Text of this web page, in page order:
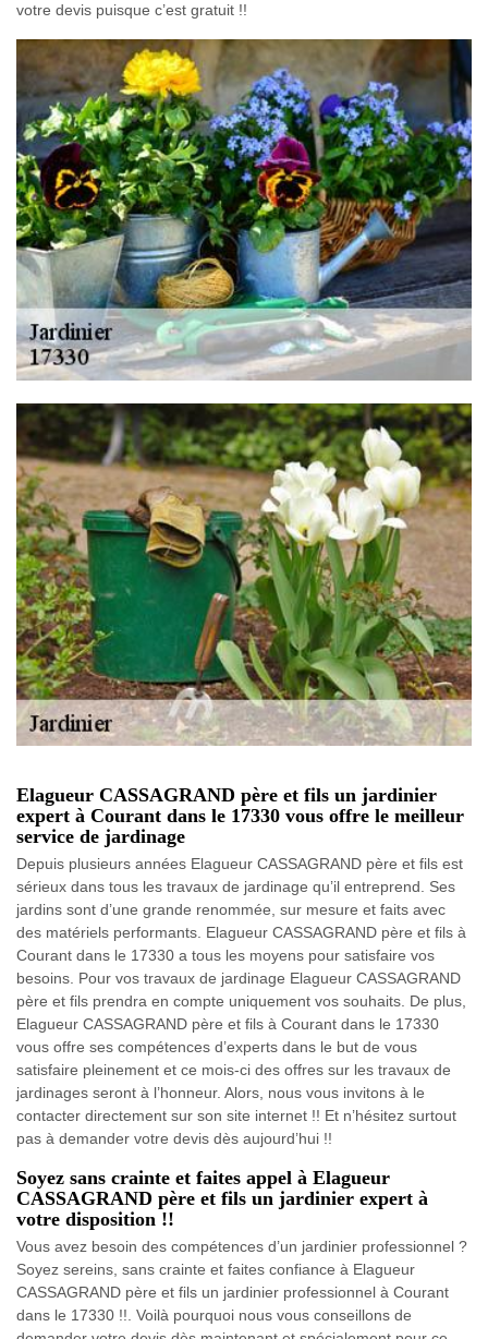
votre devis puisque c’est gratuit !!
Elagueur CASSAGRAND père et fils un jardinier
expert à Courant dans le 17330 vous offre le meilleur
service de jardinage
Depuis plusieurs années Elagueur CASSAGRAND père et fils est
sérieux dans tous les travaux de jardinage qu’il entreprend. Ses
jardins sont d’une grande renommée, sur mesure et faits avec
des matériels performants. Elagueur CASSAGRAND père et fils à
Courant dans le 17330 a tous les moyens pour satisfaire vos
besoins. Pour vos travaux de jardinage Elagueur CASSAGRAND
père et fils prendra en compte uniquement vos souhaits. De plus,
Elagueur CASSAGRAND père et fils à Courant dans le 17330
vous offre ses compétences d’experts dans le but de vous
satisfaire pleinement et ce mois-ci des offres sur les travaux de
jardinages seront à l’honneur. Alors, nous vous invitons à le
contacter directement sur son site internet !! Et n’hésitez surtout
pas à demander votre devis dès aujourd’hui !!
Soyez sans crainte et faites appel à Elagueur
CASSAGRAND père et fils un jardinier expert à
votre disposition !!
Vous avez besoin des compétences d’un jardinier professionnel ?
Soyez sereins, sans crainte et faites confiance à Elagueur
CASSAGRAND père et fils un jardinier professionnel à Courant
dans le 17330 !!. Voilà pourquoi nous vous conseillons de